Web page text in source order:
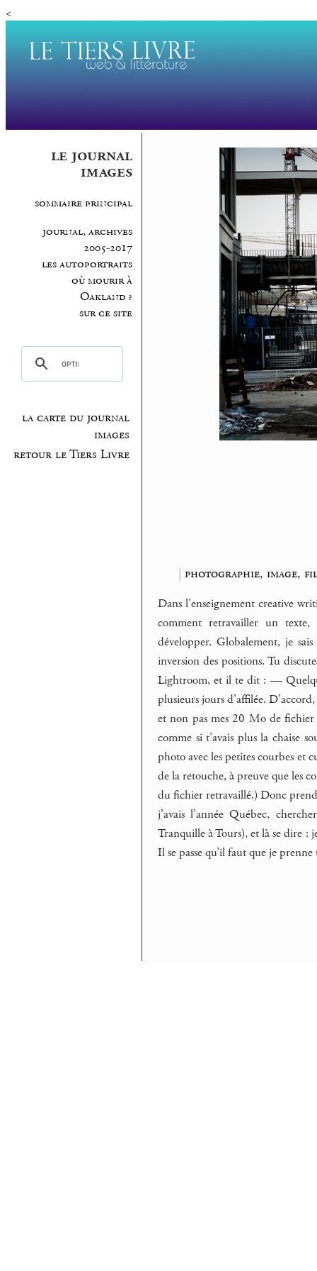
<
le journal
images
sommaire principal
journal, archives
2005-2017
les autoportraits
où mourir à
Oakland ?
sur ce site
la carte du journal
images
retour le Tiers Livre
| photographie, image,
Dans l’enseignement creative
comment retravailler un
développer. Globalement, je
inversion des positions. Tu
Lightroom, et il te dit : —
plusieurs jours d’affilée.
et non pas mes 20 Mo de fichier
comme si t’avais plus la chaise
photo avec les petites courbes et
de la retouche, à preuve que les
du fichier retravaillé.) Donc
j’avais l’année Québec,
Tranquille à Tours), et là se dire :
Il se passe qu’il faut que je